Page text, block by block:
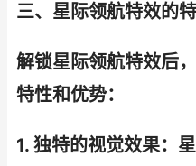
三、星际领航特效的
解锁星际领航特效后
特性和优势：
1. 独特的视觉效果：